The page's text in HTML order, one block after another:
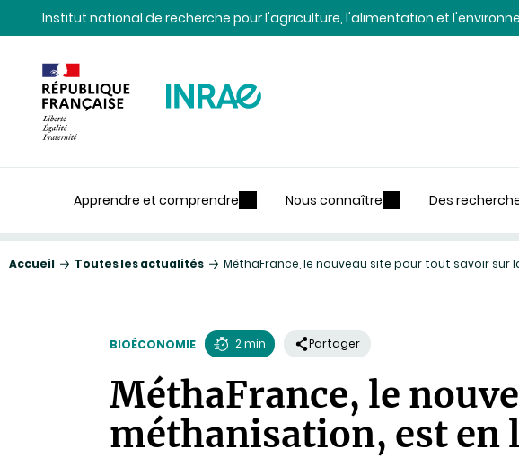
Contenu
Recherche
NavigationInstitut national de recherche pour l'agriculture, l'alimentation et
Apprendre et comprendre Nous connaître Des
Accueil Toutes les actualités MéthaFrance, le nouveau site pour tout savoir sur
BIOÉCONOMIE
de
2 min Partager
MéthaFrance, le
méthanisation, est en